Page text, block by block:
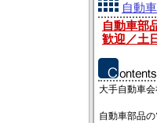
自動
自動車部
歓迎／土
大手自動車会
自動車部品